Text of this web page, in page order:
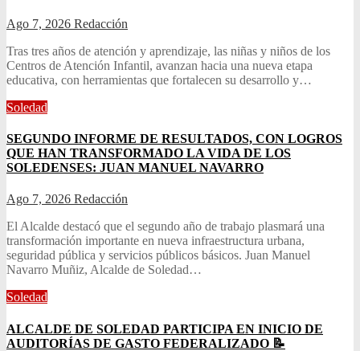
Ago 7, 2026 Redacción
Tras tres años de atención y aprendizaje, las niñas y niños de los
Centros de Atención Infantil, avanzan hacia una nueva etapa
educativa, con herramientas que fortalecen su desarrollo y…
Soledad
SEGUNDO INFORME DE RESULTADOS, CON LOGROS
QUE HAN TRANSFORMADO LA VIDA DE LOS
SOLEDENSES: JUAN MANUEL NAVARRO
Ago 7, 2026 Redacción
El Alcalde destacó que el segundo año de trabajo plasmará una
transformación importante en nueva infraestructura urbana,
seguridad pública y servicios públicos básicos. Juan Manuel
Navarro Muñiz, Alcalde de Soledad…
Soledad
ALCALDE DE SOLEDAD PARTICIPA EN INICIO DE
AUDITORÍAS DE GASTO FEDERALIZADO 📝